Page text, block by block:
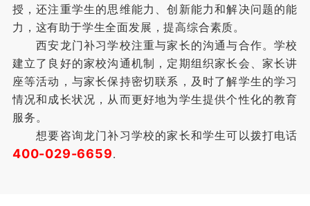
授，还注重学生的思维能力、创新能力和解决问题的能
力，这有助于学生全面发展，提高综合素质。
西安龙门补习学校注重与家长的沟通与合作。学校
建立了良好的家校沟通机制，定期组织家长会、家长讲
座等活动，与家长保持密切联系，及时了解学生的学习
情况和成长状况，从而更好地为学生提供个性化的教育
服务。
想要咨询龙门补习学校的家长和学生可以拨打电话
400-029-6659.